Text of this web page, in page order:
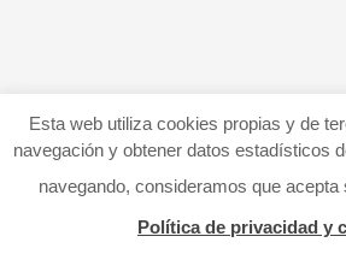
Esta web utiliza cookies propias y de
navegación y obtener datos estadísticos
navegando, consideramos que acepta
Política de privacidad y